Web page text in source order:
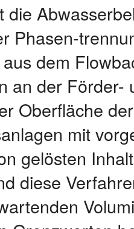
die
Phasen-
dem
an der
Oberfläche
mit
gelösten
diese